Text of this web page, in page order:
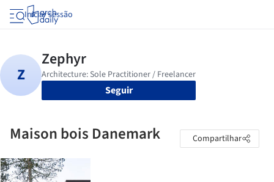
Iniciar sessão
Seguir
Maison bois Danemark Compartilhar